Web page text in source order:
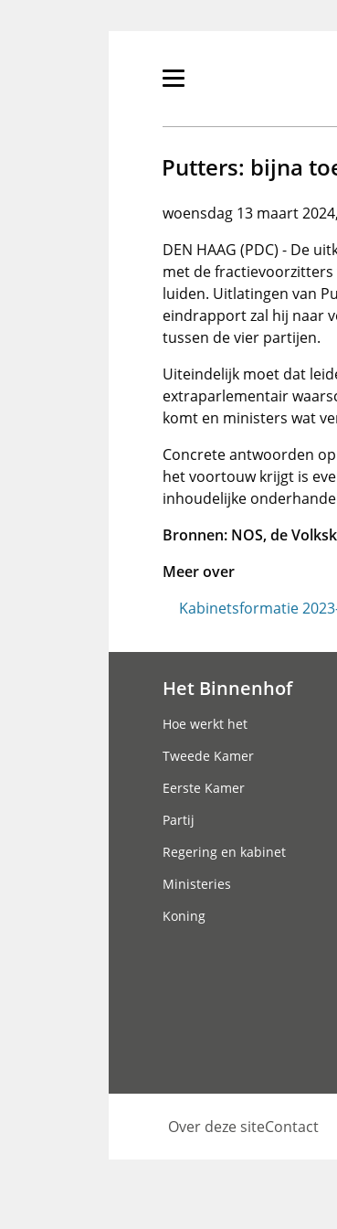
Primair
tonen/verbergen
Putters: bijna
woensdag 13 maart
DEN HAAG (PDC) - De
met de fractievoorzitters
luiden. Uitlatingen van
eindrapport zal hij naar
tussen de vier partijen.
Uiteindelijk moet dat
extraparlementair
komt en ministers wat
Concrete antwoorden
het voortouw krijgt is
inhoudelijke
Bronnen: NOS, de
Meer over
Kabinetsformatie
Het Binnenhof
Hoe werkt het
Tweede Kamer
Eerste Kamer
Partij
Regering en kabinet
Ministeries
Koning
Over deze siteContact